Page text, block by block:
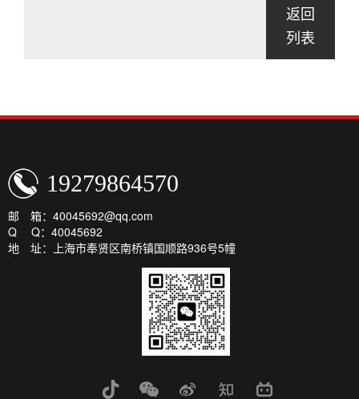
返回
列表
19279864570
邮 箱：40045692@qq.com
Q Q：40045692
地 址：上海市奉贤区南桥镇国顺路936号5幢